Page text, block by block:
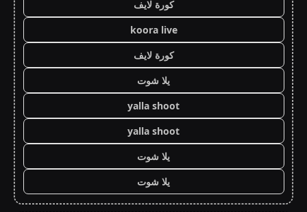
كورة لايف
koora live
كورة لايف
يلا شوت
yalla shoot
yalla shoot
يلا شوت
يلا شوت